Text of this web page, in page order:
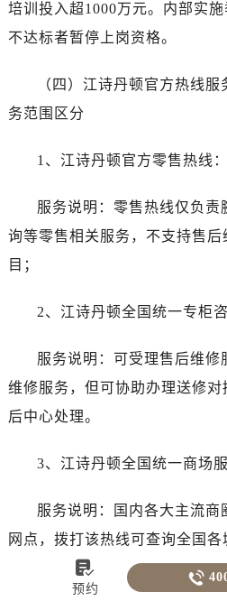
培训投入超1000万元。内部实
不达标者暂停上岗资格。
（四）江诗丹顿官方热线
务范围区分
1、江诗丹顿官方零售热线
服务说明：零售热线仅负责
询等零售相关服务，不支持售
目；
2、江诗丹顿全国统一专柜
服务说明：可受理售后维
维修服务，但可协助办理送修
后中心处理。
3、江诗丹顿全国统一商场
服务说明：国内各大主流
网点，拨打该热线可查询全国
准地址及到店指引。

预约
